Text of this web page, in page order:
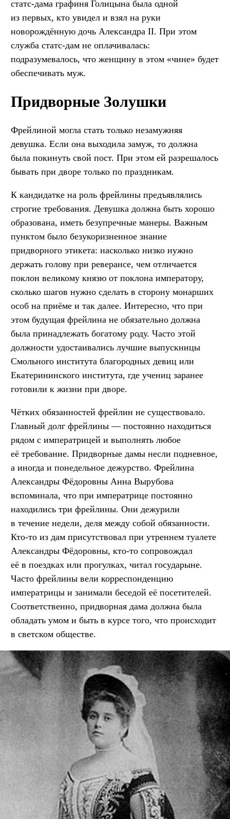
статс-дама графиня Голицына была одной
из первых, кто увидел и взял на руки
новорождённую дочь Александра II. При этом
служба статс-дам не оплачивалась:
подразумевалось, что женщину в этом «чине» будет
обеспечивать муж.
Придворные Золушки
Фрейлиной могла стать только незамужняя
девушка. Если она выходила замуж, то должна
была покинуть свой пост. При этом ей разрешалось
бывать при дворе только по праздникам.
К кандидатке на роль фрейлины предъявлялись
строгие требования. Девушка должна быть хорошо
образована, иметь безупречные манеры. Важным
пунктом было безукоризненное знание
придворного этикета: насколько низко нужно
держать голову при реверансе, чем отличается
поклон великому князю от поклона императору,
сколько шагов нужно сделать в сторону монарших
особ на приёме и так далее. Интересно, что при
этом будущая фрейлина не обязательно должна
была принадлежать богатому роду. Часто этой
должности удостаивались лучшие выпускницы
Смольного института благородных девиц или
Екатерининского института, где учениц заранее
готовили к жизни при дворе.
Чётких обязанностей фрейлин не существовало.
Главный долг фрейлины — постоянно находиться
рядом с императрицей и выполнять любое
её требование. Придворные дамы несли подневное,
а иногда и понедельное дежурство. Фрейлина
Александры Фёдоровны Анна Вырубова
вспоминала, что при императрице постоянно
находились три фрейлины. Они дежурили
в течение недели, деля между собой обязанности.
Кто-то из дам присутствовал при утреннем туалете
Александры Фёдоровны, кто-то сопровождал
её в поездках или прогулках, читал государыне.
Часто фрейлины вели корреспонденцию
императрицы и занимали беседой её посетителей.
Соответственно, придворная дама должна была
обладать умом и быть в курсе того, что происходит
в светском обществе.